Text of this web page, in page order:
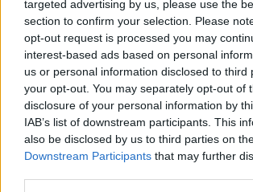
targeted advertising by us, please use the
section to confirm your selection. Please
opt-out request is processed you may
interest-based ads based on personal
us or personal information disclosed to third
your opt-out. You may separately opt-out of
disclosure of your personal information by
IAB’s list of downstream participants. This
also be disclosed by us to third parties on
Downstream Participants that may further
Krimi
Vykradených aut na
Policie připomíná: Auto
Krimi
Každý sedmý řidič měl
při víkendové akci na
30 přestupků